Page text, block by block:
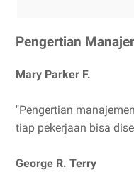
Pengertian
Mary Parker F.
"Pengertian
tiap pekerjaan bisa
George R. Terry